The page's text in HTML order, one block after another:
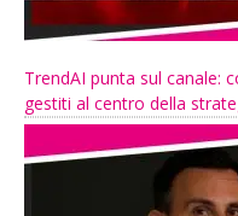
TrendAI punta sul canale:
gestiti al centro della